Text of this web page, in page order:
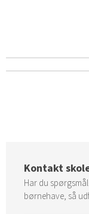
Kontakt
Har du
børnehave, så